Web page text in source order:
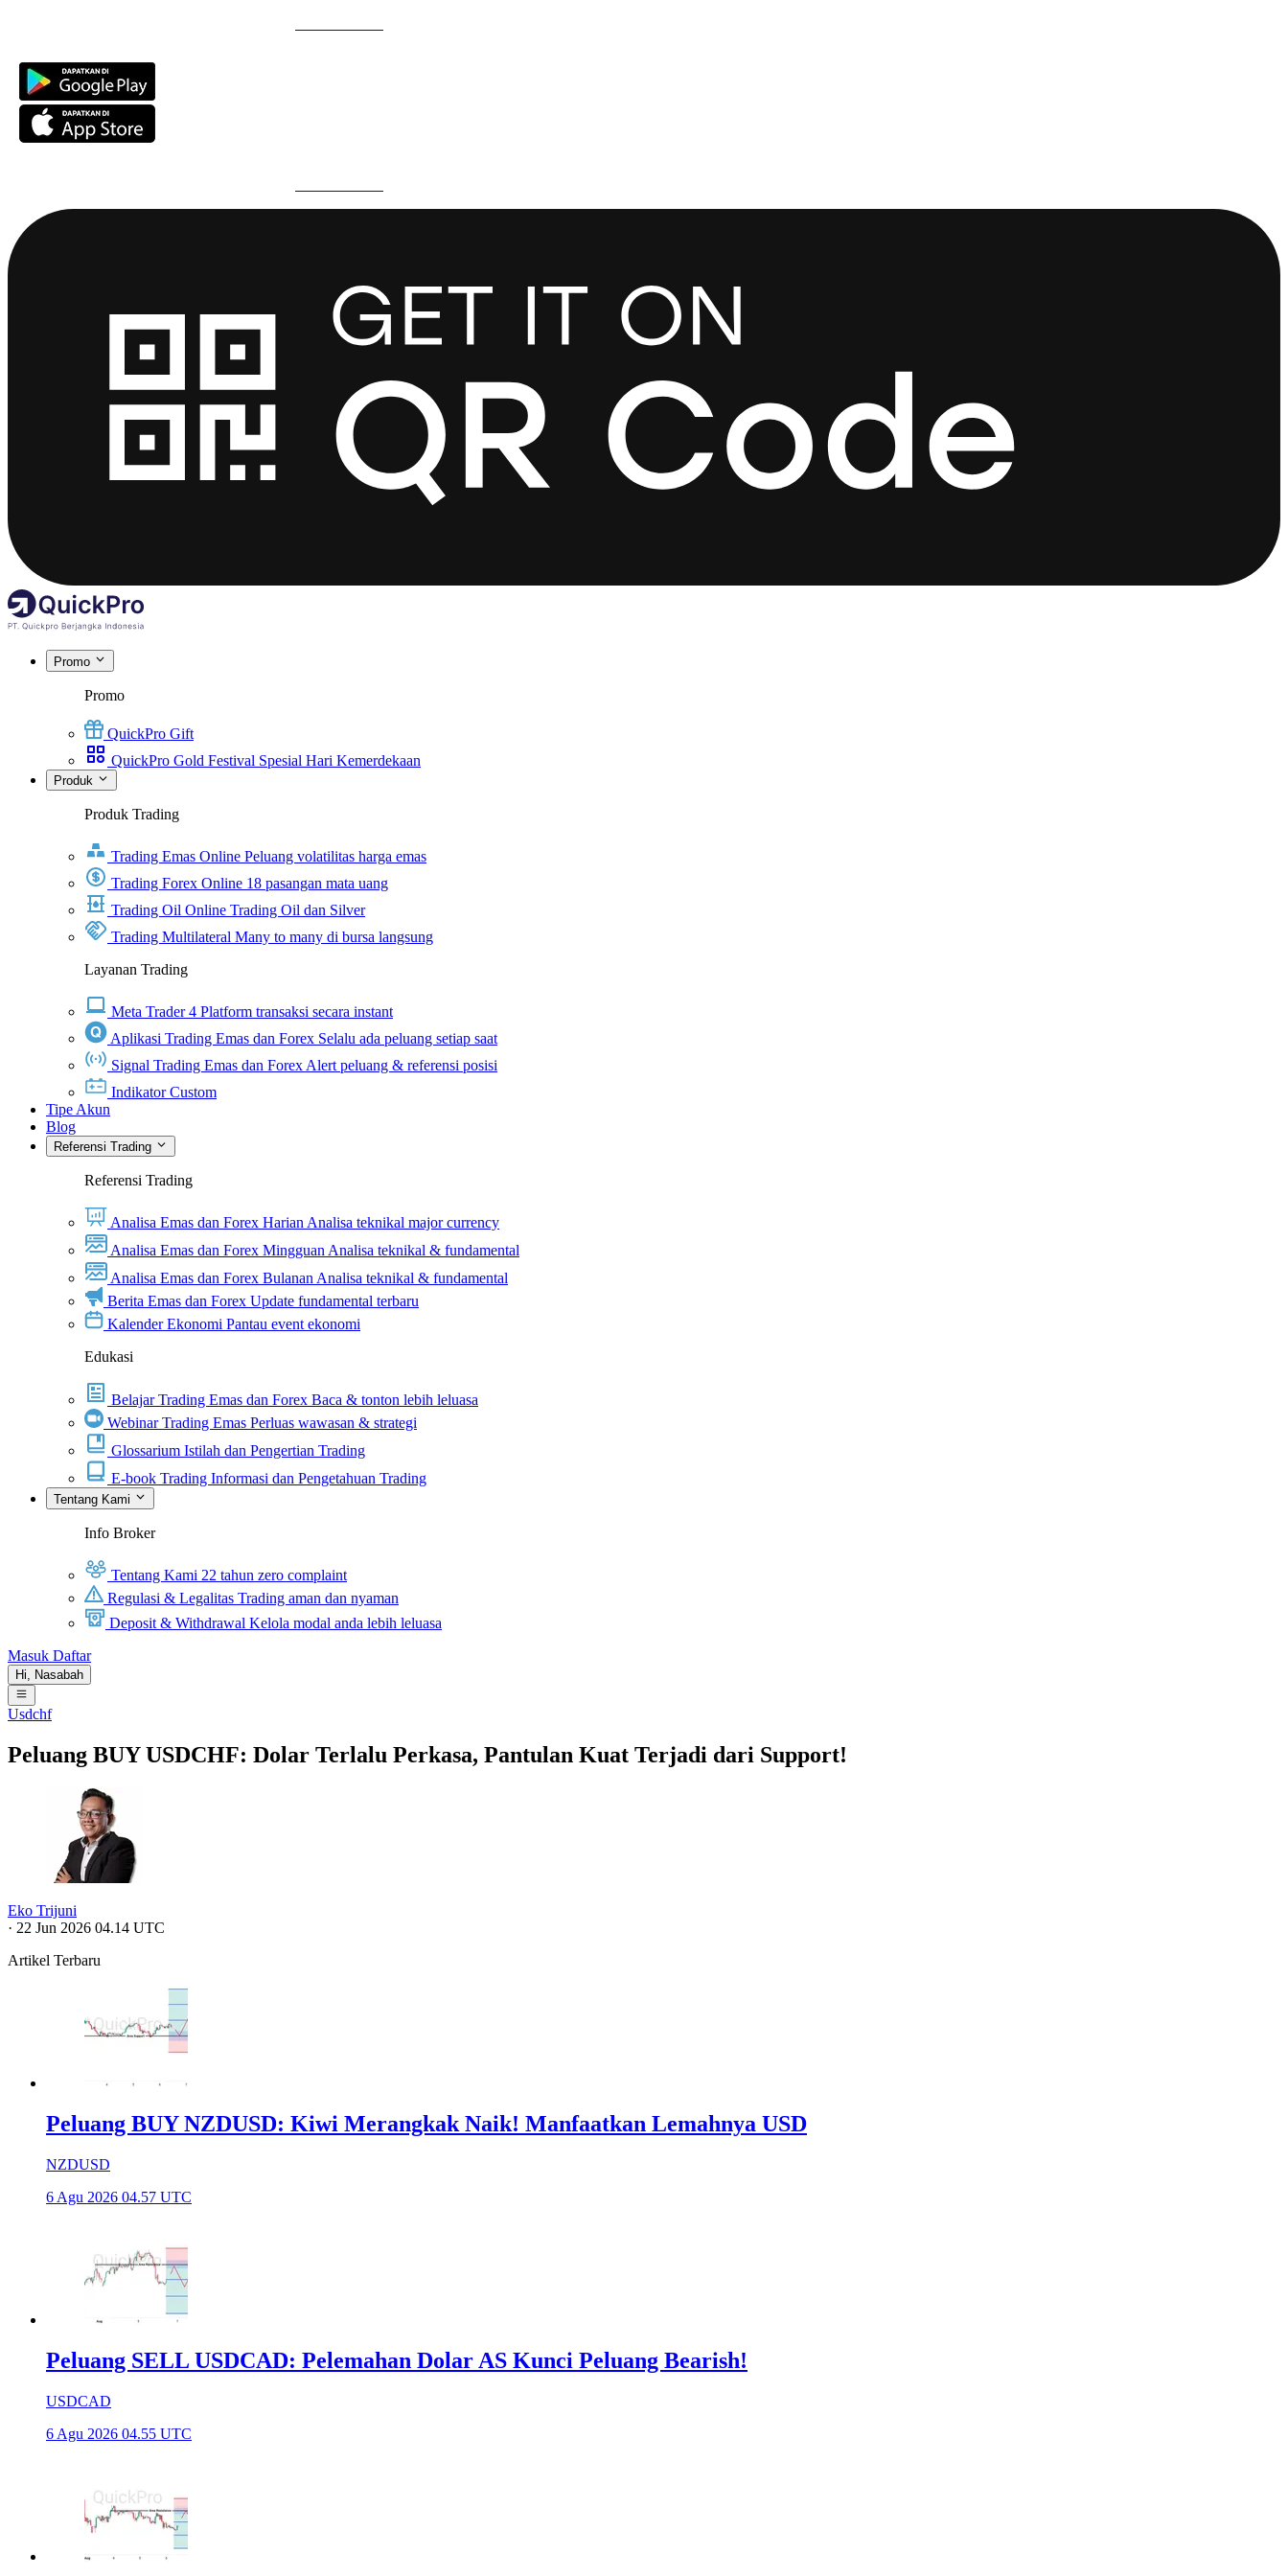
Promo
Promo
QuickPro Gift
QuickPro Gold Festival Spesial Hari Kemerdekaan
Produk
Produk Trading
Trading Emas Online Peluang volatilitas harga emas
Trading Forex Online 18 pasangan mata uang
Trading Oil Online Trading Oil dan Silver
Trading Multilateral Many to many di bursa langsung
Layanan Trading
Meta Trader 4 Platform transaksi secara instant
Aplikasi Trading Emas dan Forex Selalu ada peluang setiap saat
Signal Trading Emas dan Forex Alert peluang & referensi posisi
Indikator Custom
Tipe Akun
Blog
Referensi Trading
Referensi Trading
Analisa Emas dan Forex HarianAnalisa teknikal major currency
Analisa Emas dan Forex MingguanAnalisa teknikal & fundamental
Analisa Emas dan Forex BulananAnalisa teknikal & fundamental
Berita Emas dan Forex Update fundamental terbaru
Kalender Ekonomi Pantau event ekonomi
Edukasi
Belajar Trading Emas dan Forex Baca & tonton lebih leluasa
Webinar Trading Emas Perluas wawasan & strategi
Glossarium Istilah dan Pengertian Trading
E-book Trading Informasi dan Pengetahuan Trading
Tentang Kami
Info Broker
Tentang Kami 22 tahun zero complaint
Regulasi & Legalitas Trading aman dan nyaman
Deposit & Withdrawal Kelola modal anda lebih leluasa
Masuk Daftar
Hi, Nasabah
Usdchf
Peluang BUY USDCHF: Dolar Terlalu Perkasa, Pantulan Kuat Terjadi dari Support!
Eko Trijuni
· 22 Jun 2026 04.14 UTC
Artikel Terbaru
Peluang BUY NZDUSD: Kiwi Merangkak Naik! Manfaatkan Lemahnya USD
NZDUSD
6 Agu 2026 04.57 UTC
Peluang SELL USDCAD: Pelemahan Dolar AS Kunci Peluang Bearish!
USDCAD
6 Agu 2026 04.55 UTC